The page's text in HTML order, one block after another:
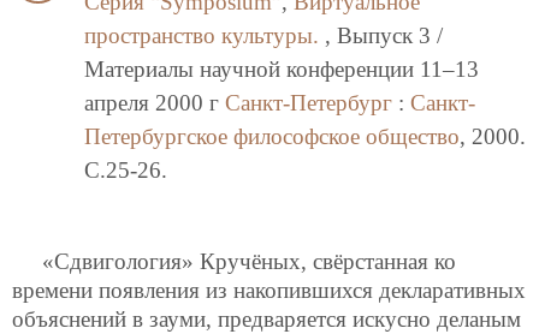
пространство культуры. , Выпуск 3 /
Материалы научной конференции 11–13
апреля 2000 г Санкт-Петербург : Санкт-
Петербургское философское общество, 2000.
C.25-26.
«Сдвигология» Кручёных, свёрстанная ко
времени появления из накопившихся декларативных
объяснений в зауми, предваряется искусно деланым